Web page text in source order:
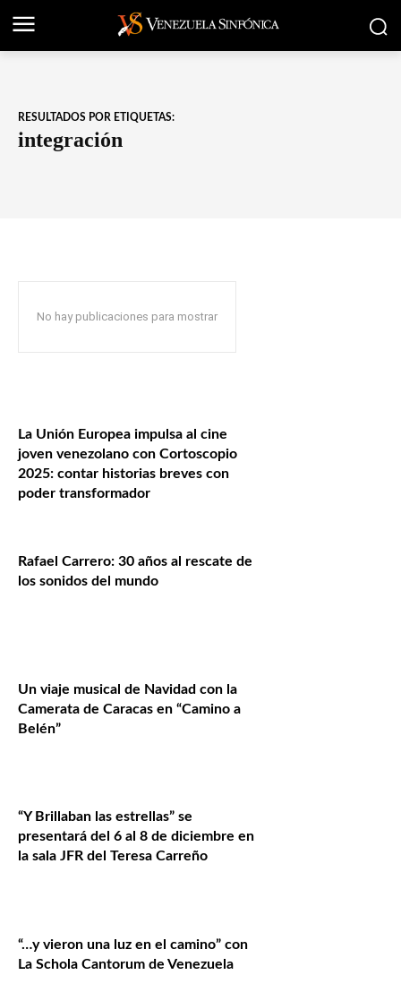
RESULTADOS POR ETIQUETAS:
integración
No hay publicaciones para mostrar
La Unión Europea impulsa al cine
joven venezolano con Cortoscopio
2025: contar historias breves con
poder transformador
Rafael Carrero: 30 años al rescate de
los sonidos del mundo
Un viaje musical de Navidad con la
Camerata de Caracas en “Camino a
Belén”
“Y Brillaban las estrellas” se
presentará del 6 al 8 de diciembre en
la sala JFR del Teresa Carreño
“…y vieron una luz en el camino” con
La Schola Cantorum de Venezuela